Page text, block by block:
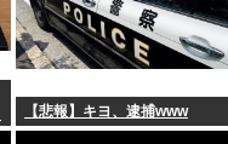
【悲報】キヨ、逮捕www